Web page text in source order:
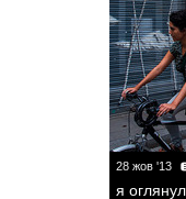
28 жов '13